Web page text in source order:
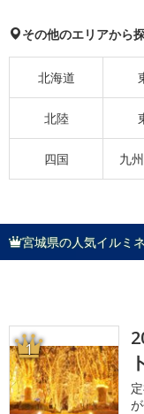
その他のエリアから
北海道
北陸
四国 九
宮城県の人気イルミ
1
ト